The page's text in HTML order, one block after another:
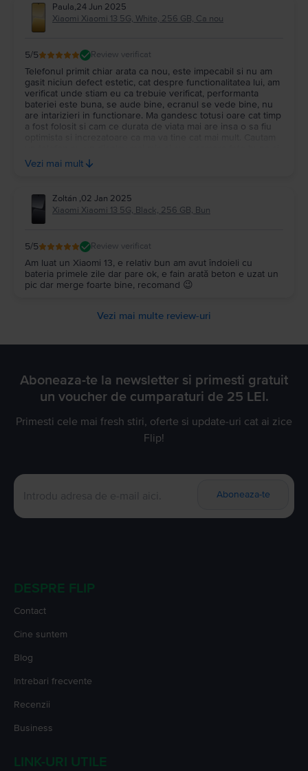
Paula,24 Jun 2025
Xiaomi Xiaomi 13 5G, White, 256 GB, Ca nou
5/5 Review verificat
Telefonul primit chiar arata ca nou, este impecabil si nu am
gasit niciun defect estetic, cat despre functionalitatea lui, am
verificat unde stiam eu ca trebuie verificat, performanta
bateriei este buna, se aude bine, ecranul se vede bine, nu
are intarizieri in functionare. Ma gandesc totusi oare cat timp
a fost folosit si cam ce durata de viata mai are insa o sa fiu
l-am gasit. Sunt convinsa ca cei de la flip sunt profi si fac
toate verificarile necesare, aveam de gand sa il achizitionez
cunosc starea estetica sau de functionalitate, luandu-l de aici
am fost convinsa ca a trecut printr-o serie de verificari si
pretul a fost si mai bun. Ambalajul a venit foarte putin
deteriorat insa asta tine de curier si de modul in care il
telefoanele foarte des si da, chiar avem o problema cu
consumerismul si deseurile electronice. Nu este nimic gresit
in a reutiliza device-urile atata timp cat sunt bune si ai totusi
o garantie. Recomand!
Vezi mai mult
Zoltán ,02 Jan 2025
Xiaomi Xiaomi 13 5G, Black, 256 GB, Bun
5/5 Review verificat
Am luat un Xiaomi 13, e relativ bun am avut îndoieli cu
bateria primele zile dar pare ok, e fain arată beton e uzat un
pic dar merge foarte bine, recomand 😉
Vezi mai multe review-uri
Aboneaza-te la newsletter si primesti gratuit
un voucher de cumparaturi de 25 LEI.
Primesti cele mai fresh stiri, oferte si update-uri cat ai zice
Flip!
Aboneaza-te
DESPRE FLIP
Contact
Cine suntem
Blog
Intrebari frecvente
Recenzii
Business
LINK-URI UTILE